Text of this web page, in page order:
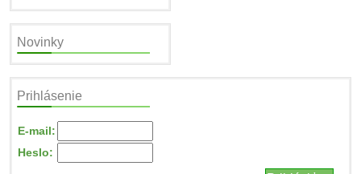
Novinky
Prihlásenie
E-mail:
Heslo: